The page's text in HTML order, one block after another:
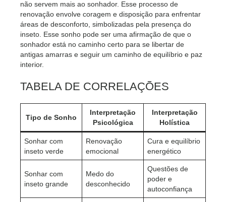
não servem mais ao sonhador. Esse processo de
renovação envolve coragem e disposição para enfrentar
áreas de desconforto, simbolizadas pela presença do
inseto. Esse sonho pode ser uma afirmação de que o
sonhador está no caminho certo para se libertar de
antigas amarras e seguir um caminho de equilíbrio e paz
interior.
TABELA DE CORRELAÇÕES
Tipo de Sonho
Interpretação
Psicológica
Interpretação
Holística
Sonhar com
inseto verde
Renovação
emocional
Cura e equilíbrio
energético
Sonhar com
inseto grande
Medo do
desconhecido
Questões de
poder e
autoconfiança